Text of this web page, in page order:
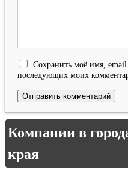
Сохранить моё имя, email
последующих моих
Компании в
края